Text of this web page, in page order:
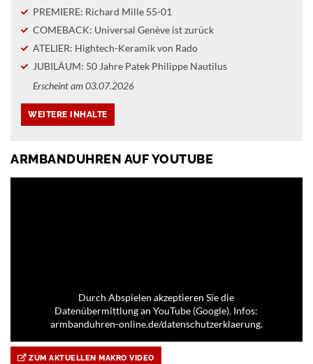
PREMIERE: Richard Mille 55-01
COMEBACK: Universal Genève ist zurück
ATELIER: Hightech-Keramik von Rado
JUBILÄUM: 50 Jahre Patek Philippe Nautilus
Erscheint am 03.07.2026
ARMBANDUHREN AUF YOUTUBE
Durch Abspielen akzeptieren Sie die
Datenübermittlung an YouTube (Google). Infos:
armbanduhren-online.de/datenschutzerklaerung.
ZUM AKTUELLEN MAKRO VIDEO